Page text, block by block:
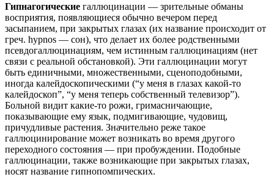
Гипнагогические галлюцинации — зрительные обманы
восприятия, появляющиеся обычно вечером перед
засыпанием, при закрытых глазах (их название происходит от
греч. hypnos — сон), что делает их более родственными
псевдогаллюцинациям, чем истинным галлюцинациям (нет
связи с реальной обстановкой). Эти галлюцинации могут
быть единичными, множественными, сценоподобными,
иногда калейдоскопическими (“у меня в глазах какой-то
калейдоскоп”, “у меня теперь собственный телевизор”).
Больной видит какие-то рожи, гримасничающие,
показывающие ему язык, подмигивающие, чудовищ,
причудливые растения. Значительно реже такое
галлюцинирование может возникать во время другого
переходного состояния — при пробуждении. Подобные
галлюцинации, также возникающие при закрытых глазах,
носят название гипнопомпических.